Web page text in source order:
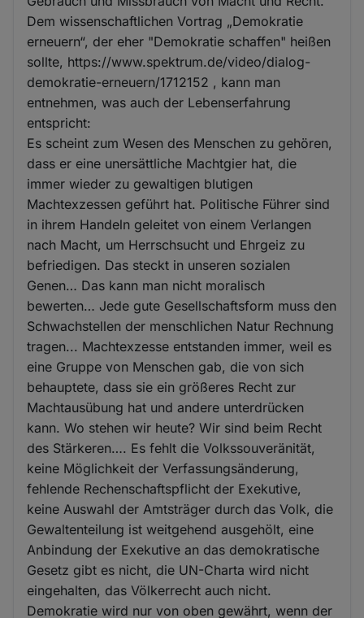
Dem wissenschaftlichen Vortrag „Demokratie
erneuern“, der eher "Demokratie schaffen" heißen
sollte, https://www.spektrum.de/video/dialog-
demokratie-erneuern/1712152 , kann man
entnehmen, was auch der Lebenserfahrung
entspricht:
Es scheint zum Wesen des Menschen zu gehören,
dass er eine unersättliche Machtgier hat, die
immer wieder zu gewaltigen blutigen
Machtexzessen geführt hat. Politische Führer sind
in ihrem Handeln geleitet von einem Verlangen
nach Macht, um Herrschsucht und Ehrgeiz zu
befriedigen. Das steckt in unseren sozialen
Genen… Das kann man nicht moralisch
bewerten… Jede gute Gesellschaftsform muss den
Schwachstellen der menschlichen Natur Rechnung
tragen... Machtexzesse entstanden immer, weil es
eine Gruppe von Menschen gab, die von sich
behauptete, dass sie ein größeres Recht zur
Machtausübung hat und andere unterdrücken
kann. Wo stehen wir heute? Wir sind beim Recht
des Stärkeren…. Es fehlt die Volkssouveränität,
keine Möglichkeit der Verfassungsänderung,
fehlende Rechenschaftspflicht der Exekutive,
keine Auswahl der Amtsträger durch das Volk, die
Gewaltenteilung ist weitgehend ausgehölt, eine
Anbindung der Exekutive an das demokratische
Gesetz gibt es nicht, die UN-Charta wird nicht
eingehalten, das Völkerrecht auch nicht.
Demokratie wird nur von oben gewährt, wenn der